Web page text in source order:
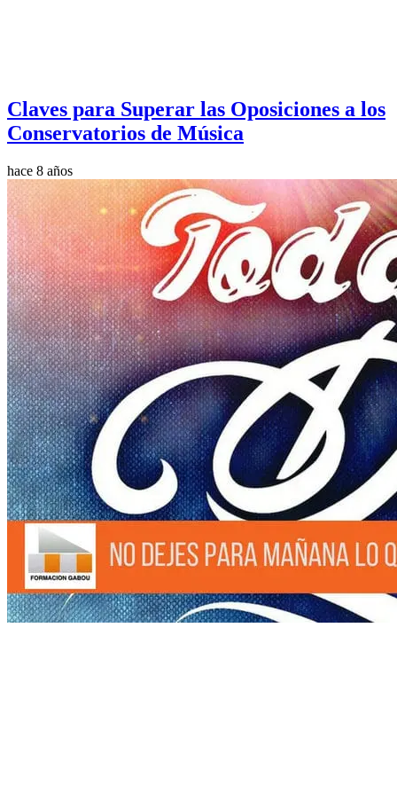
Claves para Superar las Oposiciones a los
Conservatorios de Música
hace 8 años